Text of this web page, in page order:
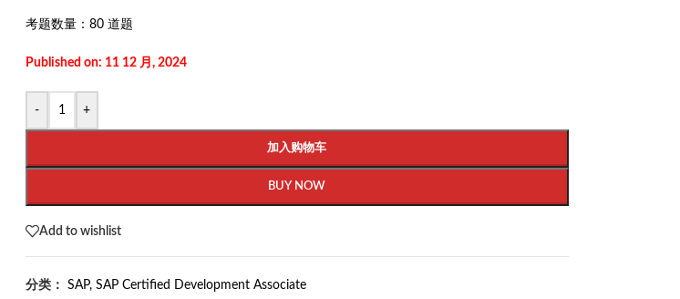
考题数量： 80 道题
Published on: 11 12 月, 2024
- +
加入购物车
BUY NOW
Add to wishlist
分类： SAP, SAP Certified Development Associate